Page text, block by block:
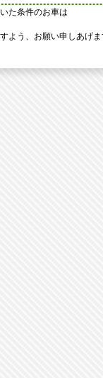
た条件のお車は
よう、お願い申しあげ